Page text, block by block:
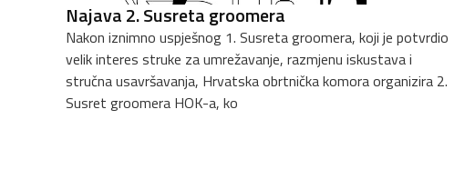
Najava 2. Susreta groomera
Nakon iznimno uspješnog 1. Susreta groomera, koji je potvrdio
velik interes struke za umrežavanje, razmjenu iskustava i
stručna usavršavanja, Hrvatska obrtnička komora organizira 2.
Susret groomera HOK-a, ko